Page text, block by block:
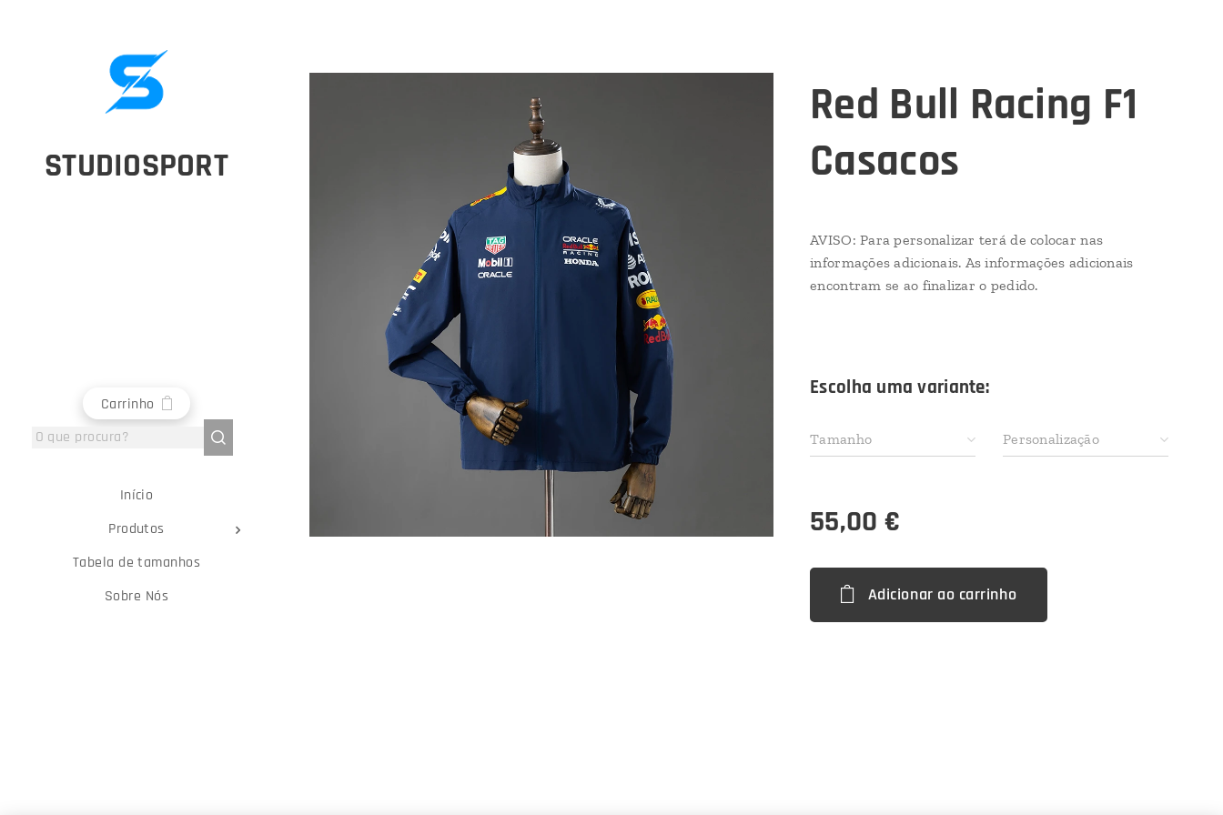
STUDIOSPORT
Carrinho
Início
Produtos
Tabela de tamanhos
Sobre Nós
Red Bull Racing F1
Casacos
AVISO: Para personalizar terá de colocar nas
informações adicionais. As informações adicionais
encontram se ao finalizar o pedido.
Escolha uma variante:
Tamanho Personalização
55,00 €
Adicionar ao carrinho